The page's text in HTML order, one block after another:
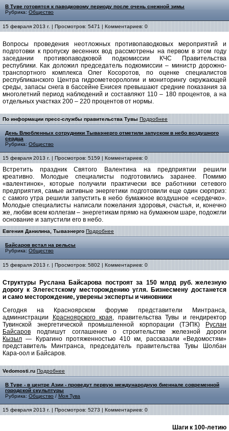
В Туве готовятся к паводковому периоду после очень снежной зимы
Рубрика: Общество
15 февраля 2013 г. | Просмотров: 5471 | Комментариев: 0
Вопросы проведения неотложных противопаводковых мероприятий и
подготовки к пропуску весенних вод рассмотрены на первом в этом году
заседании противопаводковой подкомиссии КЧС
Правительства
республики. Как доложил председатель подкомиссии – министр дорожно-
транспортного комплекса Олег Косоротов, по оценке специалистов
республиканского Центра гидрометеорологии и мониторингу окружающей
среды, запасы снега в бассейне Енисея превышают средние показания за
многолетний период наблюдений и составляют 110 – 180 процентов, а на
отдельных участках 200 – 220 процентов от нормы.
По информации пресс-службы правительства Тувы Подробнее
День Влюбленных сотрудники Тываэнерго отметили запуском в небо воздушного
сердца
Рубрика: Общество
15 февраля 2013 г. | Просмотров: 5159 | Комментариев: 0
Встретить праздник Святого Валентина на предприятии решили
креативно. Молодые специалисты подготовились заранее. Помимо
«валентинок», которые получили практически все работники сетевого
предприятия, самые активные энергетики подготовили еще один сюрприз:
с самого утра решили запустить в небо бумажное воздушное «сердечко».
Молодые специалисты написали пожелания здоровья, счастья, и, конечно
же, любви всем коллегам – энергетикам прямо на бумажном шаре, подожгли
основание и запустили его в небо.
Евгения Данилина, Тываэнерго Подробнее
Байсаров встал на рельсы
Рубрика: Общество
15 февраля 2013 г. | Просмотров: 5802 | Комментариев: 0
Структуры Руслана Байсарова построят за 150 млрд руб. железную
дорогу к Элегестскому месторождению угля. Бизнесмену достанется
и само месторождение, уверены эксперты и чиновники
Сегодня на Красноярском форуме представители Минтранса,
администрации
Красноярского края, правительства Тувы и гендиректор
Тувинской энергетической промышленной корпорации (ТЭПК)
Руслан
Байсаров подпишут соглашение о строительстве железной дороги
Кызыл — Курагино протяженностью 410 км, рассказали «Ведомостям»
представитель Минтранса, председатель правительства Тувы Шолбан
Кара-оол и Байсаров.
Vedomosti.ru Подробнее
В Туве - в центре Азии - проведут первую международную биеннале современной
городской скульптуры
Рубрика: Общество / Моя Тува
15 февраля 2013 г. | Просмотров: 5273 | Комментариев: 0
Шаги к 100-летию